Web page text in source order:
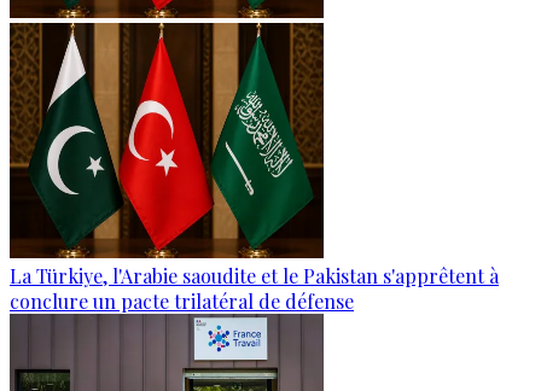
La Türkiye, l'Arabie saoudite et le Pakistan s'apprêtent à
conclure un pacte trilatéral de défense